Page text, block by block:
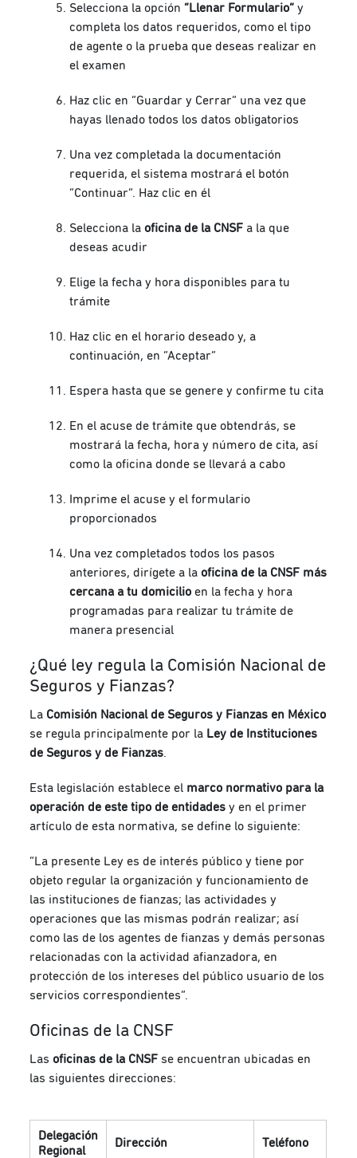
Selecciona la opción “Llenar Formulario” y
completa los datos requeridos, como el tipo
de agente o la prueba que deseas realizar en
el examen
Haz clic en “Guardar y Cerrar” una vez que
hayas llenado todos los datos obligatorios
Una vez completada la documentación
requerida, el sistema mostrará el botón
“Continuar”. Haz clic en él
Selecciona la oficina de la CNSF a la que
deseas acudir
Elige la fecha y hora disponibles para tu
trámite
Haz clic en el horario deseado y, a
continuación, en “Aceptar”
Espera hasta que se genere y confirme tu cita
En el acuse de trámite que obtendrás, se
mostrará la fecha, hora y número de cita, así
como la oficina donde se llevará a cabo
Imprime el acuse y el formulario
proporcionados
Una vez completados todos los pasos
anteriores, dirígete a laoficina de la CNSF más
cercana a tu domicilio en la fecha y hora
programadas para realizar tu trámite de
manera presencial
¿Qué ley regula la Comisión Nacional de
Seguros y Fianzas?
La Comisión Nacional de Seguros y Fianzas en México
se regula principalmente por la Ley de Instituciones
de Seguros y de Fianzas.
Esta legislación establece el marco normativo para la
operación de este tipo de entidadesy en el primer
artículo de esta normativa, se define lo siguiente:
“La presente Ley es de interés público y tiene por
objeto regular la organización y funcionamiento de
las instituciones de fianzas; las actividades y
operaciones que las mismas podrán realizar; así
como las de los agentes de fianzas y demás personas
relacionadas con la actividad afianzadora, en
protección de los intereses del público usuario de los
servicios correspondientes”.
Oficinas de la CNSF
Lasoficinas de la CNSF se encuentran ubicadas en
las siguientes direcciones:
Delegación
Regional
Dirección Teléfono